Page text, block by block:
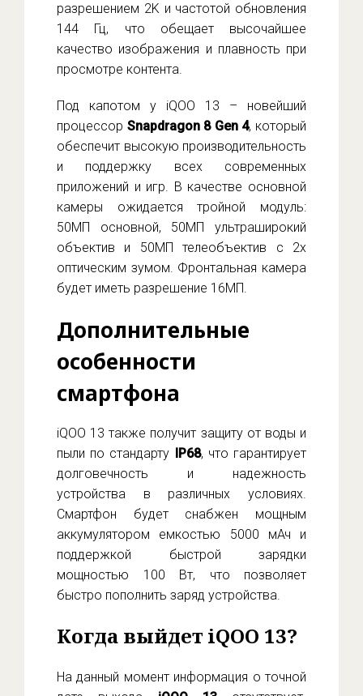
разрешением 2K и частотой обновления
144 Гц, что обещает высочайшее
качество изображения и плавность при
просмотре контента.
Под капотом у iQOO 13 – новейший
процессор Snapdragon 8 Gen 4, который
обеспечит высокую производительность
и поддержку всех современных
приложений и игр. В качестве основной
камеры ожидается тройной модуль:
50МП основной, 50МП ультраширокий
объектив и 50МП телеобъектив с 2x
оптическим зумом. Фронтальная камера
будет иметь разрешение 16МП.
Дополнительные
особенности
смартфона
iQOO 13 также получит защиту от воды и
пыли по стандарту IP68, что гарантирует
долговечность и надежность
устройства в различных условиях.
Смартфон будет снабжен мощным
аккумулятором емкостью 5000 мАч и
поддержкой быстрой зарядки
мощностью 100 Вт, что позволяет
быстро пополнить заряд устройства.
Когда выйдет iQOO 13?
На данный момент информация о точной